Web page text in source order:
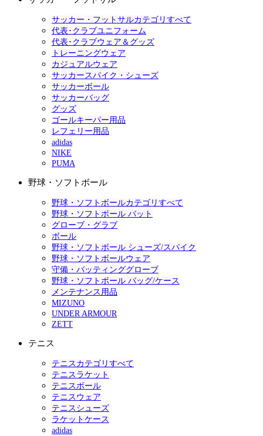
サッカー・フットサルカテゴリすべて
代表･クラブユニフォーム
代表･クラブウェア＆グッズ
トレーニングウェア
カジュアルウェア
サッカースパイク・シューズ
サッカーボール
サッカーバッグ
グッズ
ゴールキーパー用品
レフェリー用品
adidas
NIKE
PUMA
野球・ソフトボール
野球・ソフトボールカテゴリすべて
野球・ソフトボール バット
グローブ・グラブ
ボール
野球・ソフトボール シューズ/スパイク
野球・ソフトボールウェア
守備・バッティンググローブ
野球・ソフトボール バッグ/ケース
メンテナンス用品
MIZUNO
UNDER ARMOUR
ZETT
テニス
テニスカテゴリすべて
テニスラケット
テニスボール
テニスウェア
テニスシューズ
ラケットケース
adidas